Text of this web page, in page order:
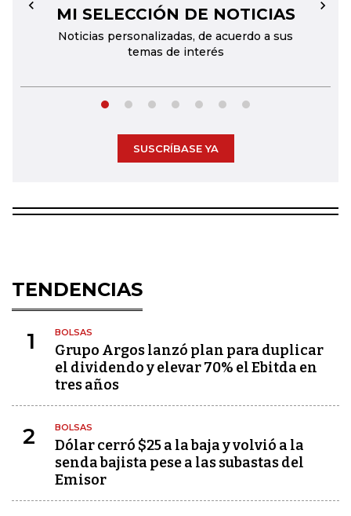
MI SELECCIÓN DE NOTICIAS
Noticias personalizadas, de acuerdo a sus
temas de interés
← →
SUSCRÍBASE YA
TENDENCIAS
1 BOLSAS
Grupo Argos lanzó plan para duplicar
el dividendo y elevar 70% el Ebitda en
tres años
2 BOLSAS
Dólar cerró $25 a la baja y volvió a la
senda bajista pese a las subastas del
Emisor